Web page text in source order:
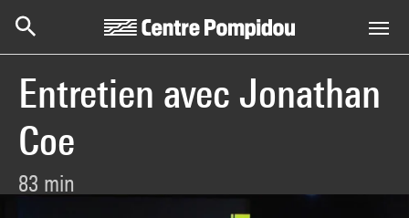
Entretien avec Jonathan
Coe
83 min